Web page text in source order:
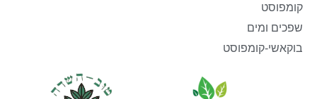
קומפוסט
שפכים ומים
בוקאשי-קומפוסט